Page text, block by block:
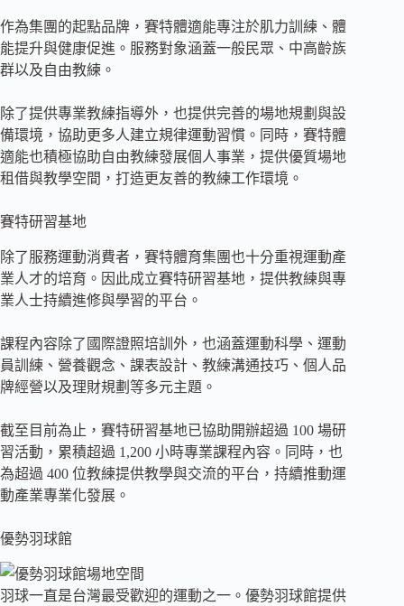
作為集團的起點品牌，賽特體適能專注於肌力訓練、體
能提升與健康促進。服務對象涵蓋一般民眾、中高齡族
群以及自由教練。
除了提供專業教練指導外，也提供完善的場地規劃與設
備環境，協助更多人建立規律運動習慣。同時，賽特體
適能也積極協助自由教練發展個人事業，提供優質場地
租借與教學空間，打造更友善的教練工作環境。
賽特研習基地
除了服務運動消費者，賽特體育集團也十分重視運動產
業人才的培育。因此成立賽特研習基地，提供教練與專
業人士持續進修與學習的平台。
課程內容除了國際證照培訓外，也涵蓋運動科學、運動
員訓練、營養觀念、課表設計、教練溝通技巧、個人品
牌經營以及理財規劃等多元主題。
截至目前為止，賽特研習基地已協助開辦超過 100 場研
習活動，累積超過 1,200 小時專業課程內容。同時，也
為超過 400 位教練提供教學與交流的平台，持續推動運
動產業專業化發展。
優勢羽球館
羽球一直是台灣最受歡迎的運動之一。優勢羽球館提供